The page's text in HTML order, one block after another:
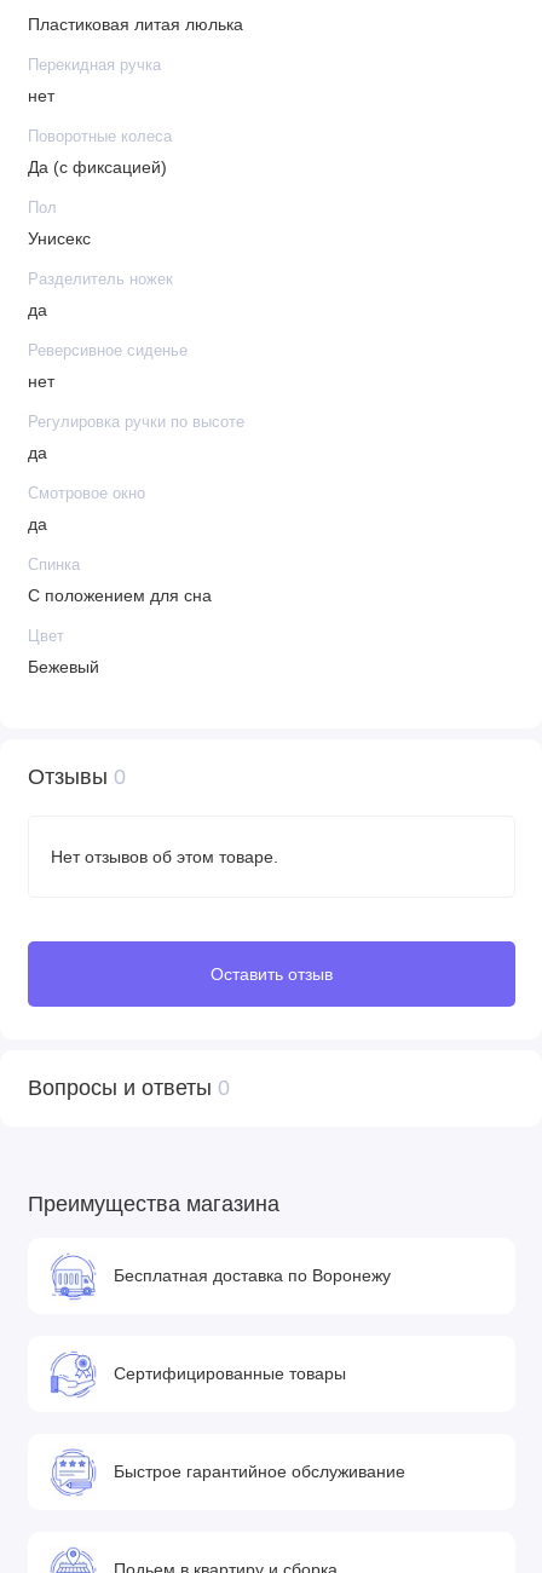
Пластиковая литая люлька
Перекидная ручка
нет
Поворотные колеса
Да (с фиксацией)
Пол
Унисекс
Разделитель ножек
да
Реверсивное сиденье
нет
Регулировка ручки по высоте
да
Смотровое окно
да
Спинка
С положением для сна
Цвет
Бежевый
Отзывы 0
Нет отзывов об этом товаре.
Оставить отзыв
Вопросы и ответы 0
Преимущества магазина
Бесплатная доставка по Воронежу
Сертифицированные товары
Быстрое гарантийное обслуживание